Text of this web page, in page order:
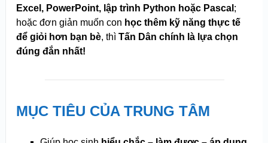
Excel, PowerPoint, lập trình Python hoặc Pascal ;
hoặc đơn giản muốn con học thêm kỹ năng thực tế
để giỏi hơn bạn bè, thì Tấn Dân chính là lựa chọn
đúng đắn nhất!
MỤC TIÊU CỦA TRUNG TÂM